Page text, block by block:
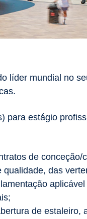
líder mundial no
para estágio
de
das
de estaleiro,